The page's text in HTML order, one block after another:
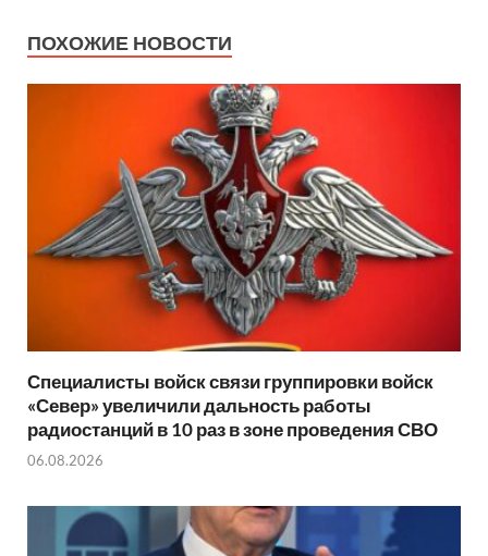
ПОХОЖИЕ НОВОСТИ
Специалисты войск связи группировки войск
«Север» увеличили дальность работы
радиостанций в 10 раз в зоне проведения СВО
06.08.2026